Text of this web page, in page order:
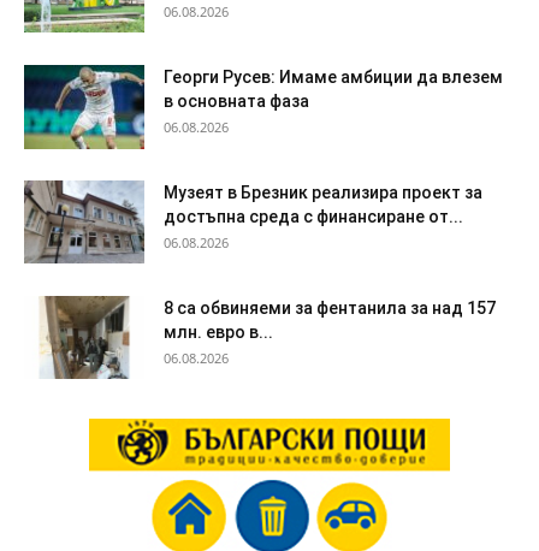
06.08.2026
Георги Русев: Имаме амбиции да влезем
в основната фаза
06.08.2026
Музеят в Брезник реализира проект за
достъпна среда с финансиране от...
06.08.2026
8 са обвиняеми за фентанила за над 157
млн. евро в...
06.08.2026